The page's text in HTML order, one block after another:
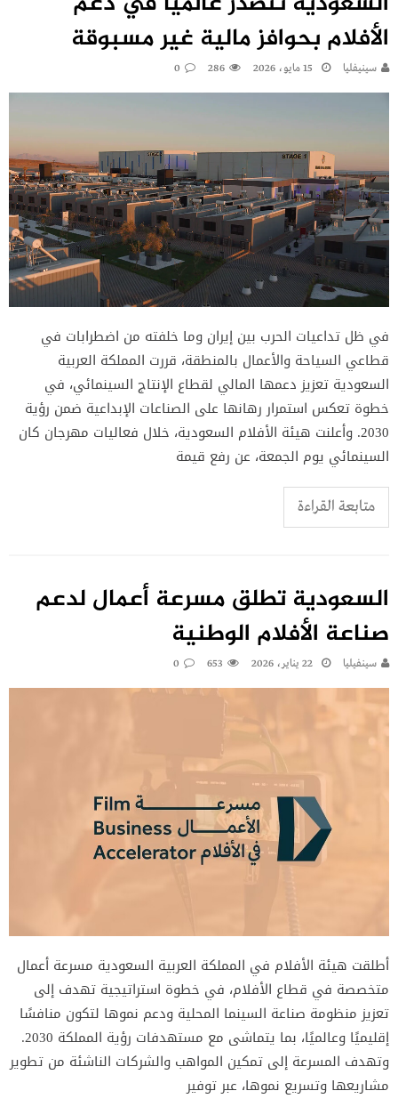
الأفلام بحوافز مالية غير مسبوقة
سينيفليا 15 مايو، 2026 286
0
في ظل تداعيات الحرب بين إيران وما خلفته من اضطرابات في
قطاعي السياحة والأعمال بالمنطقة، قررت المملكة العربية
السعودية تعزيز دعمها المالي لقطاع الإنتاج السينمائي، في
خطوة تعكس استمرار رهانها على الصناعات الإبداعية ضمن رؤية
2030. وأعلنت هيئة الأفلام السعودية، خلال فعاليات مهرجان كان
السينمائي يوم الجمعة، عن رفع قيمة
متابعة القراءة
السعودية تطلق مسرعة أعمال لدعم
صناعة الأفلام الوطنية
سينفيليا 22 يناير، 2026 653
0
أطلقت هيئة الأفلام في المملكة العربية السعودية مسرعة أعمال
متخصصة في قطاع الأفلام، في خطوة استراتيجية تهدف إلى
تعزيز منظومة صناعة السينما المحلية ودعم نموها لتكون منافسًا
إقليميًا وعالميًا، بما يتماشى مع مستهدفات رؤية المملكة 2030.
وتهدف المسرعة إلى تمكين المواهب والشركات الناشئة من تطوير
مشاريعها وتسريع نموها، عبر توفير